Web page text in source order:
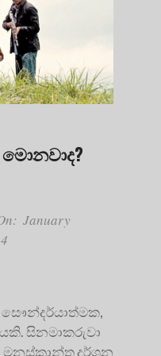
January
සෞන්දර්යාත්මක,
සිනමාකරුවා
මනස්කාන්ත දර්ශන